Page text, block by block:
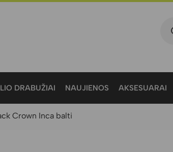
DRABUŽIAI NAUJIENOS AKSESUARAI
Crown Inca balti